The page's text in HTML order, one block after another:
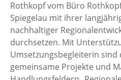
Rothkopf vom Büro
Spiegelau mit ihrer
nachhaltiger
durchsetzen. Mit
Umsetzungsbegleiterin sind
gemeinsame Projekte und